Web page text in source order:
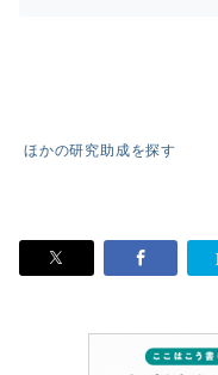
ほかの研究助成を探す